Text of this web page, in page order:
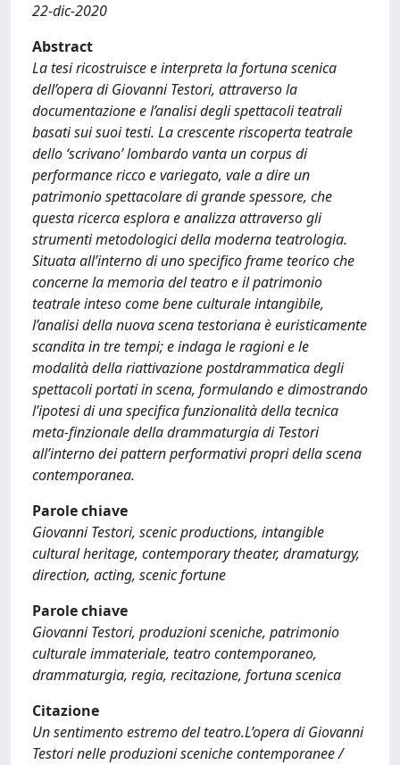
22-dic-2020
Abstract
La tesi ricostruisce e interpreta la fortuna scenica
dell’opera di Giovanni Testori, attraverso la
documentazione e l’analisi degli spettacoli teatrali
basati sui suoi testi. La crescente riscoperta teatrale
dello ‘scrivano’ lombardo vanta un corpus di
performance ricco e variegato, vale a dire un
patrimonio spettacolare di grande spessore, che
questa ricerca esplora e analizza attraverso gli
strumenti metodologici della moderna teatrologia.
Situata all’interno di uno specifico frame teorico che
concerne la memoria del teatro e il patrimonio
teatrale inteso come bene culturale intangibile,
l’analisi della nuova scena testoriana è euristicamente
scandita in tre tempi; e indaga le ragioni e le
modalità della riattivazione postdrammatica degli
spettacoli portati in scena, formulando e dimostrando
l’ipotesi di una specifica funzionalità della tecnica
meta-finzionale della drammaturgia di Testori
all’interno dei pattern performativi propri della scena
contemporanea.
Parole chiave
Giovanni Testori, scenic productions, intangible
cultural heritage, contemporary theater, dramaturgy,
direction, acting, scenic fortune
Parole chiave
Giovanni Testori, produzioni sceniche, patrimonio
culturale immateriale, teatro contemporaneo,
drammaturgia, regia, recitazione, fortuna scenica
Citazione
Un sentimento estremo del teatro.L’opera di Giovanni
Testori nelle produzioni sceniche contemporanee /